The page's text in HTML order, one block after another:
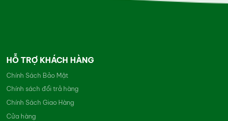
HỖ TRỢ KHÁCH HÀNG
Chính Sách Bảo Mật
Chính sách đổi trả hàng
Chính Sách Giao Hàng
Cửa hàng